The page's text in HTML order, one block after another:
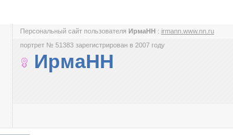
Персональный сайт пользователя ИрмаНН : irmann.www.nn.ru
портрет № 51383 зарегистрирован в 2007 году
ИрмаНН